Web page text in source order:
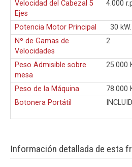
Velocidad del Cabezal 5
Ejes
4.000
Potencia Motor Principal
30 kW.
Nº de Gamas de
Velocidades
2
Peso Admisible sobre
mesa
25.000
Peso de la Máquina
78.000
Botonera Portátil
Información detallada de esta